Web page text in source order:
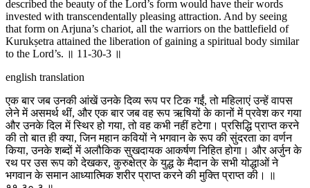
described the beauty of the Lord’s form would have their words
invested with transcendentally pleasing attraction. And by seeing
that form on Arjuna’s chariot, all the warriors on the battlefield of
Kurukṣetra attained the liberation of gaining a spiritual body similar
to the Lord’s. ॥ 11-30-3 ॥
english translation
एक बार जब उनकी आंखें उनके दिव्य रूप पर टिक गईं, तो महिलाएं उन्हें वापस
लेने में असमर्थ थीं, और एक बार जब वह रूप ऋषियों के कानों में प्रवेश कर गया
और उनके दिल में स्थिर हो गया, तो वह कभी नहीं हटेगा। प्रसिद्धि प्राप्त करने
की तो बात ही क्या, जिन महान कवियों ने भगवान के रूप की सुंदरता का वर्णन
किया, उनके शब्दों में अलौकिक सुखदायक आकर्षण निहित होगा। और अर्जुन के
रथ पर उस रूप को देखकर, कुरुक्षेत्र के युद्ध के मैदान के सभी योद्धाओं ने
भगवान के समान आध्यात्मिक शरीर प्राप्त करने की मुक्ति प्राप्त की। ॥